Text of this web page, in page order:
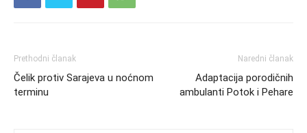
Prethodni članak
Čelik protiv Sarajeva u noćnom
terminu
Naredni članak
Adaptacija porodičnih
ambulanti Potok i Pehare